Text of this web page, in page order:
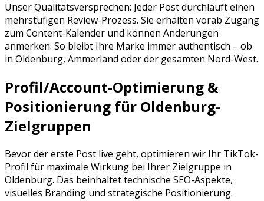
Unser Qualitätsversprechen: Jeder Post durchläuft einen
mehrstufigen Review-Prozess. Sie erhalten vorab Zugang
zum Content-Kalender und können Änderungen
anmerken. So bleibt Ihre Marke immer authentisch – ob
in Oldenburg, Ammerland oder der gesamten Nord-West.
Profil/Account-Optimierung &
Positionierung für Oldenburg-
Zielgruppen
Bevor der erste Post live geht, optimieren wir Ihr TikTok-
Profil für maximale Wirkung bei Ihrer Zielgruppe in
Oldenburg. Das beinhaltet technische SEO-Aspekte,
visuelles Branding und strategische Positionierung.